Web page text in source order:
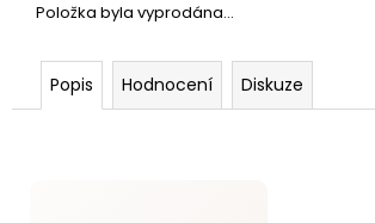
Položka byla vyprodána…
Popis Hodnocení Diskuze